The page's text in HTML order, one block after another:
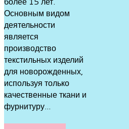
Основным видом
деятельности
является
производство
текстильных изделий
для новорожденных,
используя только
качественные ткани и
фурнитуру...